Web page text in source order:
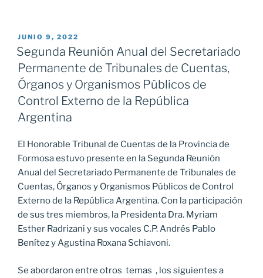
de
Trabajo
Responsables
Municipales»
PUBLICADO
EL
JUNIO 9, 2022
Segunda Reunión Anual del Secretariado
Permanente de Tribunales de Cuentas,
Órganos y Organismos Públicos de
Control Externo de la República
Argentina
El Honorable Tribunal de Cuentas de la Provincia de
Formosa estuvo presente en la Segunda Reunión
Anual del Secretariado Permanente de Tribunales de
Cuentas, Órganos y Organismos Públicos de Control
Externo de la República Argentina. Con la participación
de sus tres miembros, la Presidenta Dra. Myriam
Esther Radrizani y sus vocales C.P. Andrés Pablo
Benítez y Agustina Roxana Schiavoni.
Se abordaron entre otros temas , los siguientes a